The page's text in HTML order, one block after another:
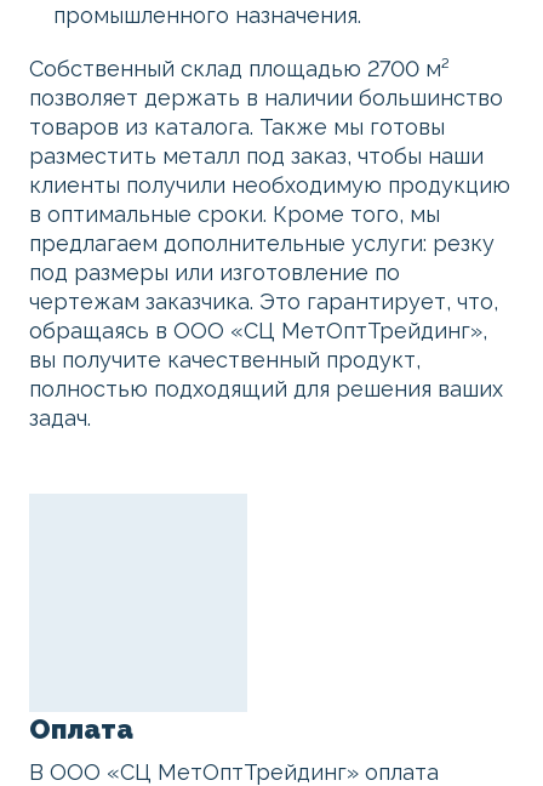
промышленного назначения.
Собственный склад площадью 2700 м²
позволяет держать в наличии большинство
товаров из каталога. Также мы готовы
разместить металл под заказ, чтобы наши
клиенты получили необходимую продукцию
в оптимальные сроки. Кроме того, мы
предлагаем дополнительные услуги: резку
под размеры или изготовление по
чертежам заказчика. Это гарантирует, что,
обращаясь в ООО «СЦ МетОптТрейдинг»,
вы получите качественный продукт,
полностью подходящий для решения ваших
задач.
Оплата
В ООО «СЦ МетОптТрейдинг» оплата